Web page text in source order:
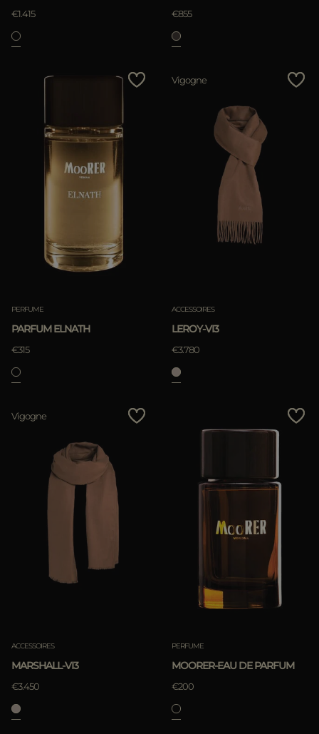
€1.415 €855
PERFUME
PARFUM ELNATH
€315
Vigogne
ACCESSOIRES
LEROY-VI3
€3.780
Vigogne
ACCESSOIRES
MARSHALL-VI3
€3.450
PERFUME
MOORER-EAU DE PARFUM
€200